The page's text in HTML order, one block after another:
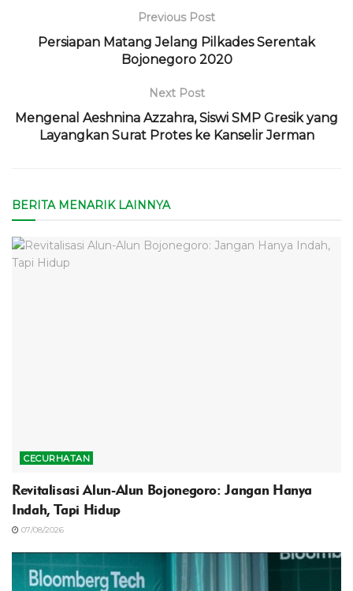
Previous Post
Persiapan Matang Jelang Pilkades Serentak
Bojonegoro 2020
Next Post
Mengenal Aeshnina Azzahra, Siswi SMP Gresik yang
Layangkan Surat Protes ke Kanselir Jerman
BERITA MENARIK LAINNYA
CECURHATAN
Revitalisasi Alun-Alun Bojonegoro: Jangan Hanya
Indah, Tapi Hidup
07/08/2026